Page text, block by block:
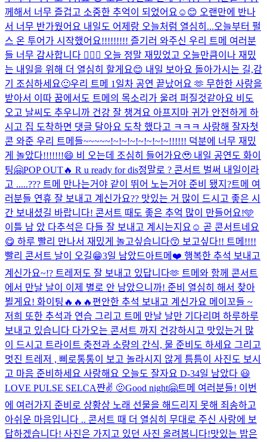
께해서 너무 즐겁고 소중한 추억이 되었어요☺️😊 오랜만에 반나
서 너무 반가웠어요 내일도 어제랑 오늘처럼 열심히...오늘부터 펄
스 온 투어가 시작했어요!!!!!!!!! 즐기러 와주신 우리 트메 여러분
들 너무 감사합니다 🙇🏻‍♂️ 오늘 정말 재밌었고 오늘만큼이나 재밌
는 내일을 위해 더 열심히 할게요😊 내일 보아요 돌아가시는 길,감
기 조심하세요🙂우리 트메 1일차 공연 끝났어요 🫶 무한한 사랑을
받아서 이따 꿈에서도 트메의 목소리가 울려 퍼질것같아요 비도
오고 날씨도 추우니까 건강 잘 챙겨요 아프지마 귀가 안전하게 하
시고 집 도착하면 댓글 달아요 도착 했다고 ㅋㅋㅋ 사랑해 잘자첫
콘 와준 우리 트메들~~~~~!~!~!~!~!~!~!~!!!!!! 덕분에 너무 재밌
게 놀았다!!!!!!!😄 비 오는데 조심히 들어가요🥹 내일 공연도 화이
팅🤗POP OUT🔥 R u ready for dis정말로 ? 콘서트 벌써 내일이라
고 .....??? 트메 만나는거야 같이 뛰어 노는거야 준비 됐지?트메 여
러분들 연휴 잘 보내고 계신가요?? 맛있는 거 많이 드시고 좋은 시
간 보내셨길 바랍니다! 콘서트 때도 좋은 추억 많이 만들어요!🩵
이틀 남 았 다추석은 다들 잘 보내고 계시는지요☺️ 곧 콘서트네요
😋 하루 빨리 만나서 재밌게 놀고싶습니다😙 보고싶다!! 트메!!!!
빨리 콘서트 날이 오길😁3일 남았드아트메❤️ 행복한 추석 보내고
계신가요~!? 트레저도 잘 보내고 있답니다🫶 트메와 함께 콘서트
에서 만날 날이 이제 별로 안 남았으니까! 준비 열심히 해서 찾아
뵐게요! 화이팅🔥🔥🔥편안한 추석 보내고 계신가요 메이꼬들 ~
저희 또한 추석과 연습 그리고 트메 만날 날만 기다리며 하루하루
보내고 있습니다 다가오는 콘서트 까지 건강하시고 맛있는거 많
이 드시고 트라이트 충전과 소량의 간식, 물 준비도 하세요 그리고
멋진 트레저 , 삐로통통이 보고 놀라시지 않게 틈틈이 사진도 보시
고 마음 준비하세요 사랑해요 오늘도 잘자요 D-34일 남았다 😃
LOVE PULSE SELCA쨘✌️ 🫤Good night🤗트메 여러분들! 이번
에 여러가지 준비로 상황상 노래 선물을 해드리지 못해 죄송하고
아쉬운 마음입니다 .. 콘서트 때 더 열심히 무대로 주신 사랑에 보
답하겠습니다! 사진은 가지고 있던 사진 올려봅니다!맛있는 밥은